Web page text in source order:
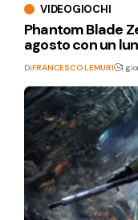
VIDEOGIOCHI
Phantom Blade
agosto con un
DiFRANCESCO LEMURI 1